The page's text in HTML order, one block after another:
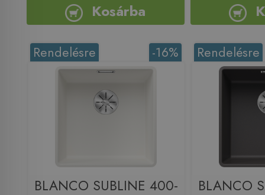
Kosárba
-16%
Rendelésre
BLANCO SUBLINE 400-
Rendelésre
BLANCO